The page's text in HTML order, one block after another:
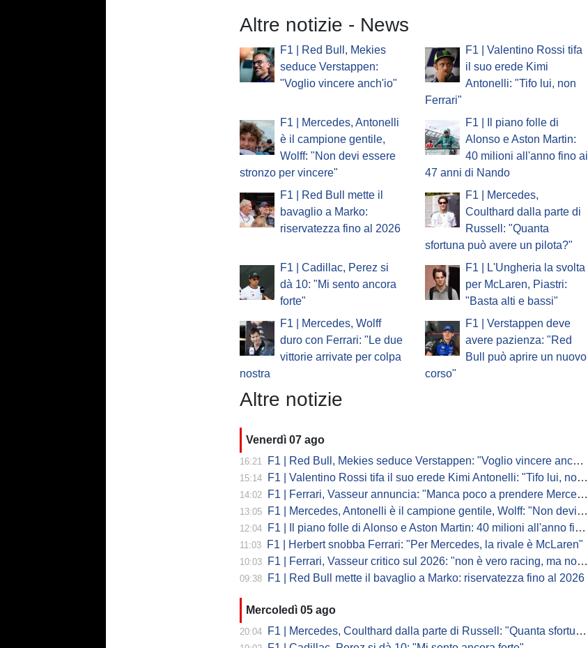
Altre notizie - News
F1 | Red Bull, Mekies
seduce Verstappen:
"Voglio vincere anch'io"
F1 | Valentino Rossi tifa
il suo erede Kimi
Antonelli: "Tifo lui, non
Ferrari"
F1 | Mercedes, Antonelli
è il campione gentile,
Wolff: "Non devi essere
stronzo per vincere"
F1 | Il piano folle di
Alonso e Aston Martin:
40 milioni all'anno fino ai
47 anni di Nando
F1 | Red Bull mette il
bavaglio a Marko:
riservatezza fino al 2026
F1 | Mercedes,
Coulthard dalla parte di
Russell: "Quanta
sfortuna può avere un pilota?"
F1 | Cadillac, Perez si
dà 10: "Mi sento ancora
forte"
F1 | L'Ungheria la svolta
per McLaren, Piastri:
"Basta alti e bassi"
F1 | Mercedes, Wolff
duro con Ferrari: "Le due
vittorie arrivate per colpa
nostra
F1 | Verstappen deve
avere pazienza: "Red
Bull può aprire un nuovo
corso"
Altre notizie
Venerdì 07 ago
16:21 F1 | Red Bull, Mekies seduce Verstappen: "Voglio vincere anch'io"
15:14 F1 | Valentino Rossi tifa il suo erede Kimi Antonelli: "Tifo lui, non Ferrari"
14:02 F1 | Ferrari, Vasseur annuncia: "Manca poco a prendere Mercedes, ma non basterà l'ADUO"
13:05 F1 | Mercedes, Antonelli è il campione gentile, Wolff: "Non devi essere stronzo per vincere"
12:04 F1 | Il piano folle di Alonso e Aston Martin: 40 milioni all'anno fino ai 47 anni di Nando
11:03 F1 | Herbert snobba Ferrari: "Per Mercedes, la rivale è McLaren"
10:03 F1 | Ferrari, Vasseur critico sul 2026: "non è vero racing, ma non è artificiale"
09:38 F1 | Red Bull mette il bavaglio a Marko: riservatezza fino al 2026
Mercoledì 05 ago
20:04 F1 | Mercedes, Coulthard dalla parte di Russell: "Quanta sfortuna può avere un pilota?"